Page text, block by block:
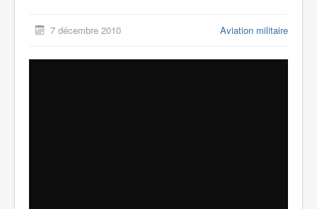
7 décembre 2010 Aviation militaire